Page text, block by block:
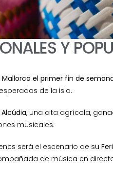
Y
el primer fin de
de la isla.
, una cita agrícola,
musicales.
será el escenario de su
de música en